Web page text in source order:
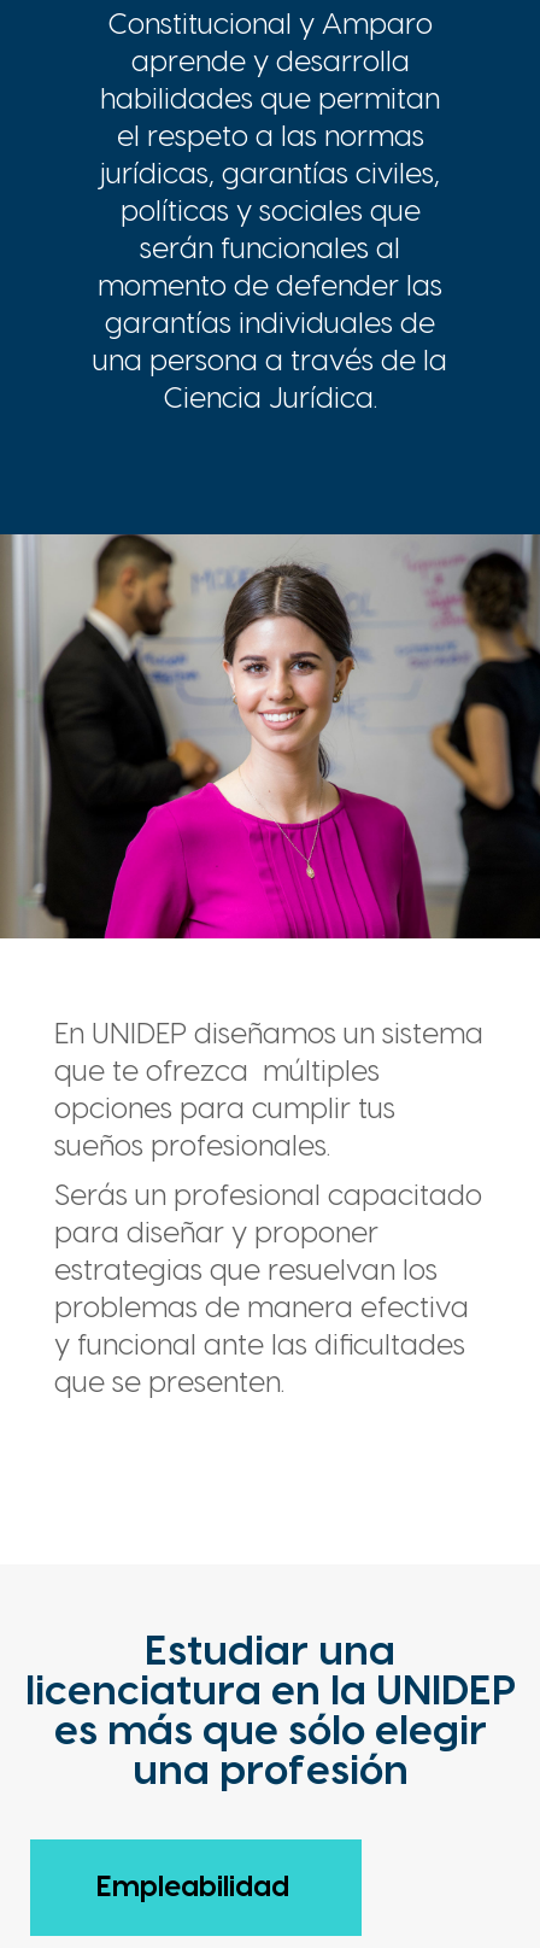
Constitucional y Amparo
aprende y desarrolla
habilidades que permitan
el respeto a las normas
jurídicas, garantías civiles,
políticas y sociales que
serán funcionales al
momento de defender las
garantías individuales de
una persona a través de la
Ciencia Jurídica.
En UNIDEP diseñamos un sistema
que te ofrezca múltiples
opciones para cumplir tus
sueños profesionales.
Serás un profesional capacitado
para diseñar y proponer
estrategias que resuelvan los
problemas de manera efectiva
y funcional ante las dificultades
que se presenten.
Estudiar una
licenciatura en la UNIDEP
es más que sólo elegir
una profesión
Empleabilidad